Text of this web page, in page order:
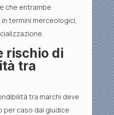
che entrambe
termini merceologici,
rischio di
tra
tra marchi deve
caso dal giudice